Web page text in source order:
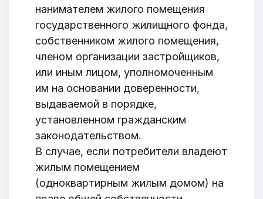
нанимателем жилого помещения
государственного жилищного фонда,
собственником жилого помещения,
членом организации застройщиков,
или иным лицом, уполномоченным
им на основании доверенности,
выдаваемой в порядке,
установленном гражданским
законодательством.
В случае, если потребители владеют
жилым помещением
(одноквартирным жилым домом) на